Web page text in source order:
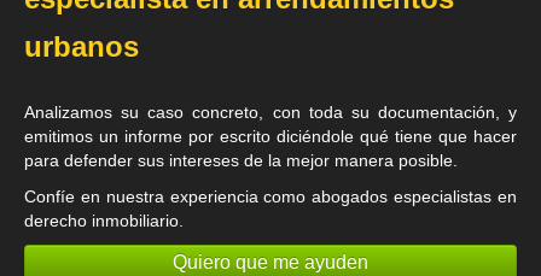
urbanos
Analizamos su caso concreto, con toda su documentación, y
emitimos un informe por escrito diciéndole qué tiene que hacer
para defender sus intereses de la mejor manera posible.
Confíe en nuestra experiencia comoabogados especialistas en
derecho inmobiliario
Quiero que me ayuden